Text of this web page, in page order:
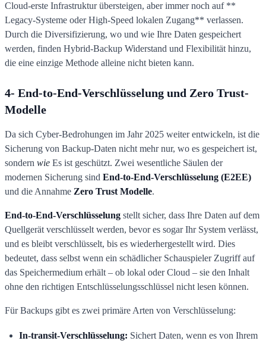
Cloud-erste Infrastruktur übersteigen, aber immer noch auf **
Legacy-Systeme oder High-Speed lokalen Zugang** verlassen.
Durch die Diversifizierung, wo und wie Ihre Daten gespeichert
werden, finden Hybrid-Backup Widerstand und Flexibilität hinzu,
die eine einzige Methode alleine nicht bieten kann.
4- End-to-End-Verschlüsselung und Zero Trust-
Modelle
Da sich Cyber-Bedrohungen im Jahr 2025 weiter entwickeln, ist die
Sicherung von Backup-Daten nicht mehr nur, wo es gespeichert ist,
sondern wie Es ist geschützt. Zwei wesentliche Säulen der
modernen Sicherung sind End-to-End-Verschlüsselung (E2EE)
und die Annahme Zero Trust Modelle.
End-to-End-Verschlüsselung stellt sicher, dass Ihre Daten auf dem
Quellgerät verschlüsselt werden, bevor es sogar Ihr System verlässt,
und es bleibt verschlüsselt, bis es wiederhergestellt wird. Dies
bedeutet, dass selbst wenn ein schädlicher Schauspieler Zugriff auf
das Speichermedium erhält – ob lokal oder Cloud – sie den Inhalt
ohne den richtigen Entschlüsselungsschlüssel nicht lesen können.
Für Backups gibt es zwei primäre Arten von Verschlüsselung:
In-transit-Verschlüsselung: Sichert Daten, wenn es von Ihrem